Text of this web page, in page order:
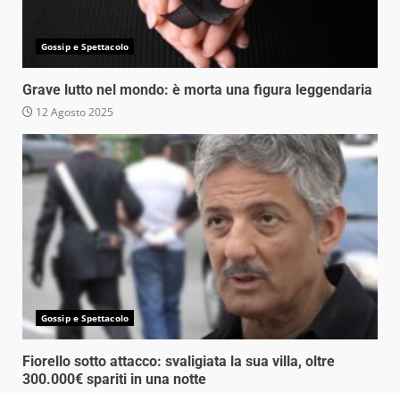
Gossip e Spettacolo
Grave lutto nel mondo: è morta una figura leggendaria
12 Agosto 2025
Gossip e Spettacolo
Fiorello sotto attacco: svaligiata la sua villa, oltre
300.000€ spariti in una notte